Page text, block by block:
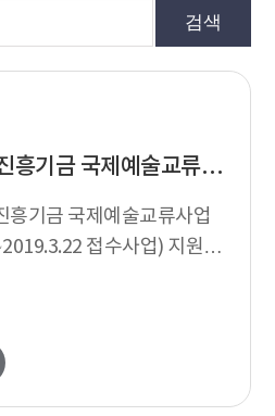
검색
2019년 문화예술진흥기금 국제예술교류사업 2차 공모 지원심의 결과 발표(4월 심의 사업)
흥기금 국제예술교류사업
접수사업) 지원심
교...